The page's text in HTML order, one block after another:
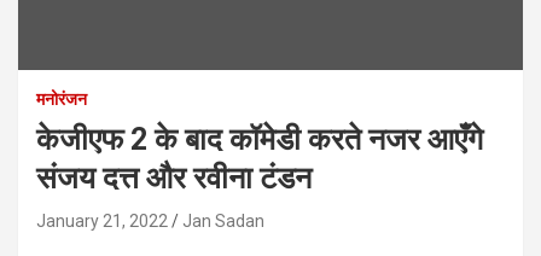
मनोरंजन
केजीएफ 2 के बाद कॉमेडी करते नजर आएँगे
संजय दत्त और रवीना टंडन
January 21, 2022 Jan Sadan